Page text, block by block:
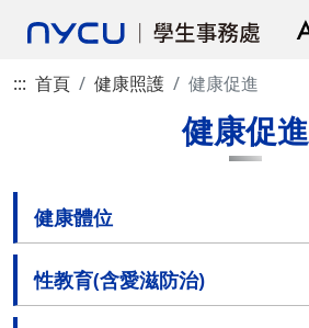
::: 首頁 健康照護 健康促進
健康促進
健康體位
性教育(含愛滋防治)